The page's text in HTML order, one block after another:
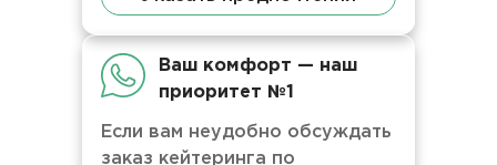
Ваш комфорт — наш
приоритет №1
Если вам неудобно обсуждать
заказ кейтеринга по